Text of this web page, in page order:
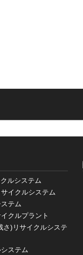
ルシステム
イクルシステム
テム
クルプラント
さ)リサイクルシステ
ステム